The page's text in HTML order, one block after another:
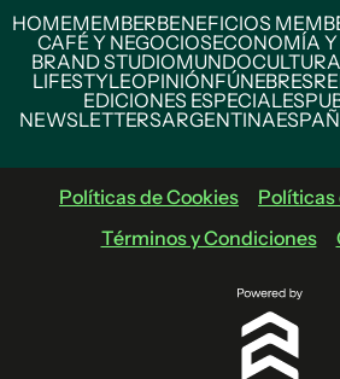
HOMEMEMBERBENEFICIOS
CAFÉ Y NEGOCIOSECONOMÍA
BRAND STUDIOMUNDO
LIFESTYLEOPINIÓNFÚNEBRES
EDICIONES ESPECIALES
NEWSLETTERSARGENTINA
Políticas de Cookies
Políticas
Términos y Condiciones